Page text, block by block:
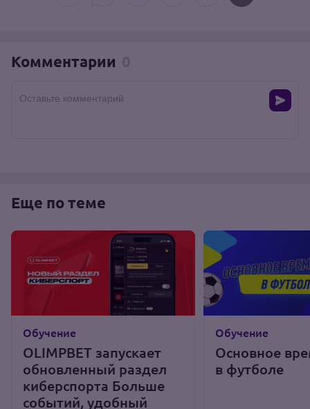
Комментарии
Оставьте комментарий
Еще по теме
Обучение
OLIMPBET запускает
обновленный раздел
киберспорта Больше
событий, удобный
Обучение
Основное
в футболе